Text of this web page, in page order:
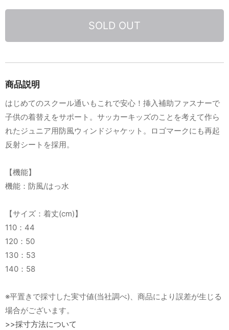
SOLD OUT
商品説明
はじめてのスクール通いもこれで安心！挿入補助ファスナーで
子供の着替えをサポート。サッカーキッズのことを考えて作ら
れたジュニア用防風ウィンドジャケット。ロゴマークにも再起
反射シートを採用。
【機能】
機能：防風/はっ水
【サイズ：着丈(cm)】
110：44
120：50
130：53
140：58
※平置きで採寸した実寸値(当社調べ)、商品により誤差が生じる
場合がございます。
>>採寸方法について